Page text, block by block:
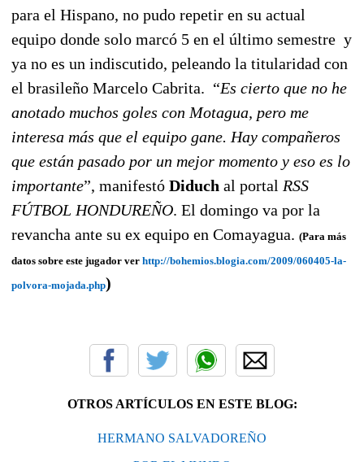
para el Hispano, no pudo repetir en su actual
equipo donde solo marcó 5 en el último semestre y
ya no es un indiscutido, peleando la titularidad con
el brasileño Marcelo Cabrita. “Es cierto que no he
anotado muchos goles con Motagua, pero me
interesa más que el equipo gane. Hay compañeros
que están pasado por un mejor momento y eso es lo
importante”, manifestó Diduch al portal RSS
FÚTBOL HONDUREÑO. El domingo va por la
revancha ante su ex equipo en Comayagua. (Para más
datos sobre este jugador ver http://bohemios.blogia.com/2009/060405-la-
polvora-mojada.php)
OTROS ARTÍCULOS EN ESTE BLOG:
HERMANO SALVADOREÑO